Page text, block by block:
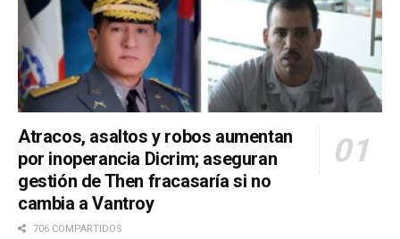
Atracos, asaltos y robos aumentan
por inoperancia Dicrim; aseguran
gestión de Then fracasaría si no
cambia a Vantroy
706 COMPARTIDOS